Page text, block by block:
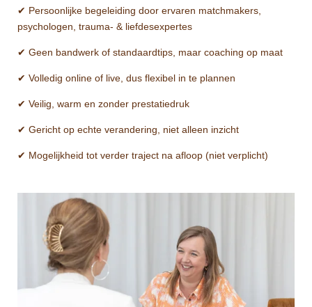
✔ Persoonlijke begeleiding door ervaren matchmakers,
psychologen, trauma- & liefdesexpertes
✔ Geen bandwerk of standaardtips, maar coaching op maat
✔ Volledig online of live, dus flexibel in te plannen
✔ Veilig, warm en zonder prestatiedruk
✔ Gericht op echte verandering, niet alleen inzicht
✔ Mogelijkheid tot verder traject na afloop (niet verplicht)